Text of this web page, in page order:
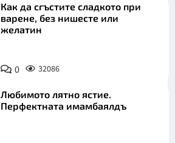
Как да сгъстите сладкото при
варене, без нишесте или
желатин
0 32086
Любимото лятно ястие.
Перфектната имамбаялдъ